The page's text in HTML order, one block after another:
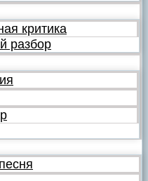
критика
разбор